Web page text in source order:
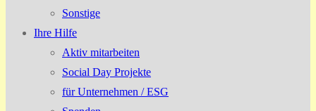
Sonstige
Ihre Hilfe
Aktiv mitarbeiten
Social Day Projekte
für Unternehmen / ESG